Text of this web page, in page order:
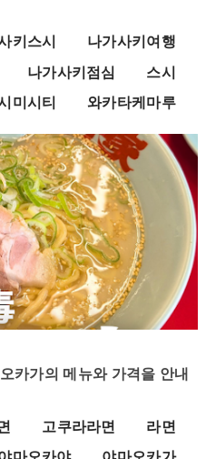
키스시
나가사키여행
나가사키점심
스시
미시티
와카타케마루
카가의 메뉴와 가격을 안내
고쿠라라면
라면